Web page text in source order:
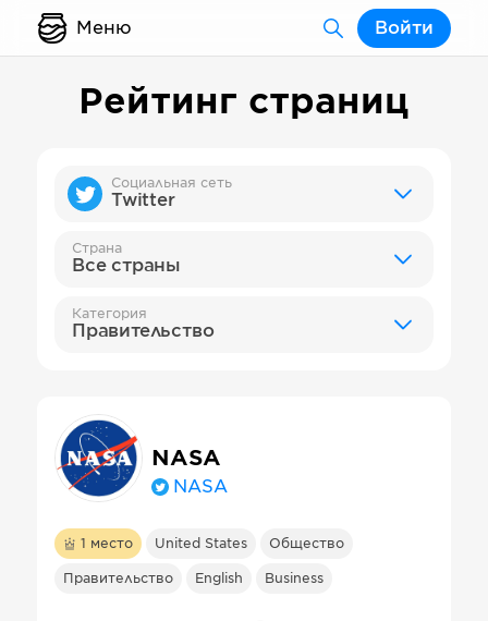
Меню Войти
Рейтинг страниц
Социальная сеть
Twitter
Страна
Все страны
Категория
Правительство
NASA
NASA
1 место United States Общество
Правительство English Business